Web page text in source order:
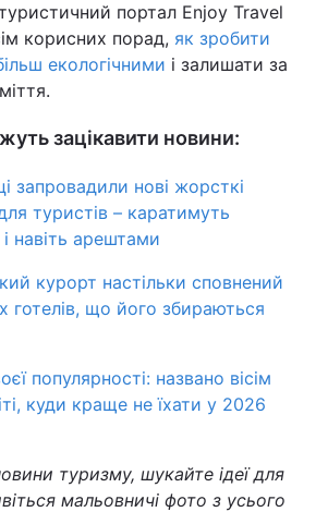
портал Enjoy Travel
корисних порад, як зробити
екологічними і залишати за
зацікавити новини:
запровадили нові жорсткі
туристів – каратимуть
навіть арештами
курорт настільки сповнений
готелів, що його збираються
популярності: названо вісім
куди краще не їхати у 2026
туризму, шукайте ідеї для
мальовничі фото з усього